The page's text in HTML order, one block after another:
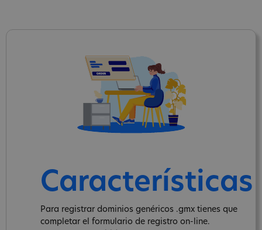
Características
Para registrar dominios genéricos .gmx tienes que
completar el formulario de registro on-line.